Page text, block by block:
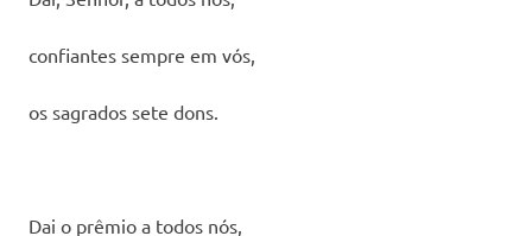
confiantes sempre em vós,
os sagrados sete dons.
Dai o prêmio a todos nós,